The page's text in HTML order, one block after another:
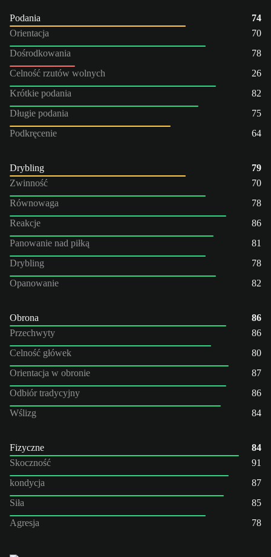
Podania
74
Orientacja
70
Dośrodkowania
78
Celność rzutów wolnych
26
Krótkie podania
82
Długie podania
75
Podkręcenie
64
Drybling
79
Zwinność
70
Równowaga
78
Reakcje
86
Panowanie nad piłką
81
Drybling
78
Opanowanie
82
Obrona
86
Przechwyty
86
Celność główek
80
Orientacja w obronie
87
Odbiór tradycyjny
86
Wślizg
84
Fizyczne
84
Skoczność
91
kondycja
87
Siła
85
Agresja
78